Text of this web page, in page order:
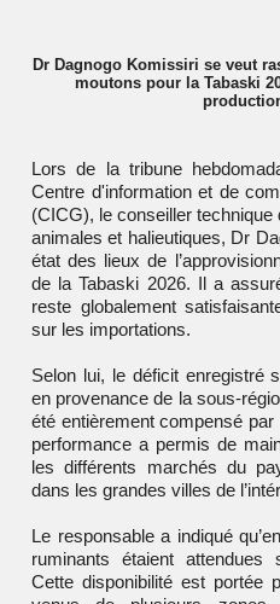
Dr Dagnogo Komissiri se veut
moutons pour la Tabaski
Lors de la tribune
Centre d'information et de
(CICG), le conseiller technique
animales et halieutiques, Dr
état des lieux de
de la Tabaski 2026. Il a
reste globalement
sur les importations.
Selon lui, le déficit enregistré
en provenance de la sous-
été entièrement compensé
performance a permis de
les différents marchés du
dans les grandes villes de
Le responsable a indiqué
ruminants étaient
Cette disponibilité est portée